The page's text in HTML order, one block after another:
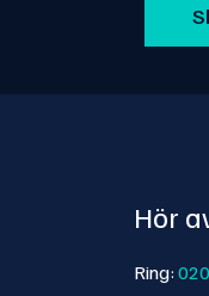
Hör
Ring: